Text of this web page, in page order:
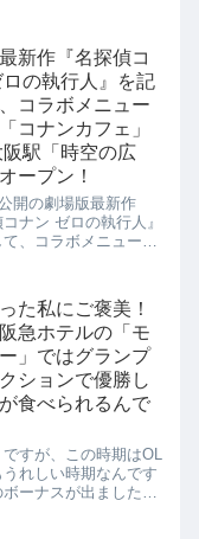
新作『名探偵コ
の執行人』を記
コラボメニュー
コナンカフェ」
駅「時空の広
ープン！
開の劇場版最新作
コナン ゼロの執行人』
、コラボメニュー満
梅田店はこたつの席も
まだ肌寒い夜カフェ
めです。2018年4月2
た私にご褒美！
急ホテルの「モ
」ではグランプ
ションで優勝し
食べられるんで
ですが、この時期はOL
れしい時期なんです
ボーナスが出ました！